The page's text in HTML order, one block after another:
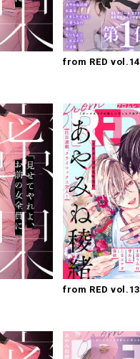
from RED vol.14
from RED vol.13